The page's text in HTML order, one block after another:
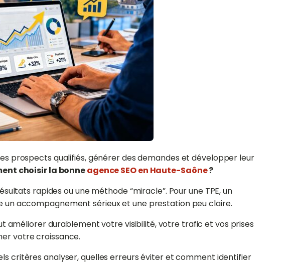
prospects qualifiés, générer des demandes et développer leur
choisir la bonneagence SEO en Haute-Saône?
rapides ou une méthode “miracle”. Pour une TPE, un
un accompagnement sérieux et une prestation peu claire.
améliorer durablement votre visibilité, votre trafic et vos prises
votre croissance.
critères analyser, quelles erreurs éviter et comment identifier